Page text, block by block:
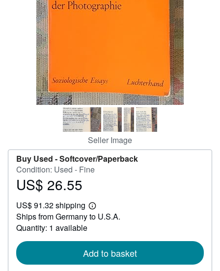
Seller Image
Buy Used -Softcover/Paperback
Condition: Used - Fine
Price
26.55
US$ 26.55
US$ 91.32 shipping
Learn
more
Ships from Germany to U.S.A.
Quantity: 1 available
Add to basket